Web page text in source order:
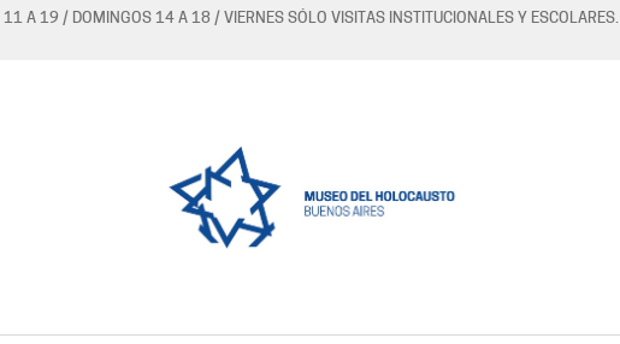
11 A 19 / DOMINGOS 14 A 18 / VIERNES SÓLO VISITAS INSTITUCIONALES Y ESCOLARES.